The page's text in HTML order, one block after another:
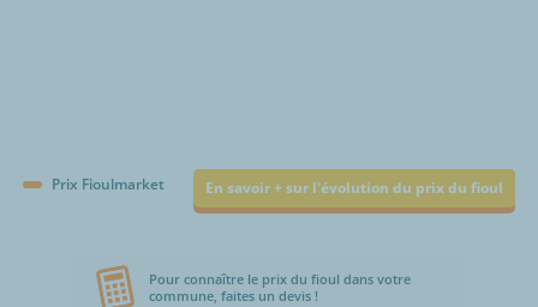
Prix Fioulmarket En savoir + sur l'évolution du prix du fioul
Pour connaître le prix du fioul dans votre
commune, faites un devis !